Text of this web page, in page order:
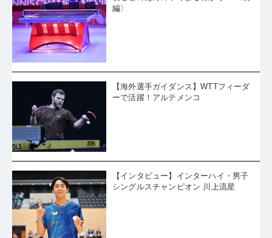
編〉
【海外選手ガイダンス】WTTフィーダ
ーで活躍！アルテメンコ
【インタビュー】インターハイ・男子
シングルスチャンピオン 川上流星